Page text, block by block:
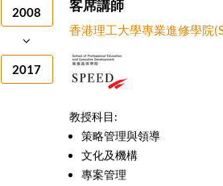
2008
2017
客席講師
香港理工大學專業進修學院
教授科目:
策略管理與領導
文化及機構
專案管理